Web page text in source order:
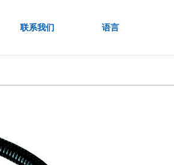
联系我们 语言